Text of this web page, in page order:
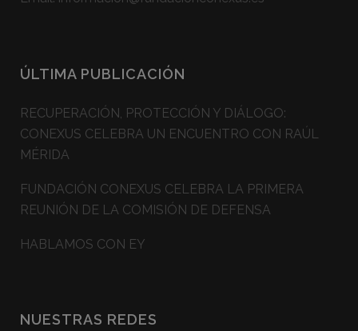
ÚLTIMA PUBLICACIÓN
RECUPERACIÓN, PROTECCIÓN Y DIÁLOGO:
CONEXUS CELEBRA UN ENCUENTRO CON RAÚL
MÉRIDA
FUNDACIÓN CONEXUS CELEBRA LA PRIMERA
REUNIÓN DE LA COMISIÓN DE DEFENSA
HABLAMOS CON EY
NUESTRAS REDES